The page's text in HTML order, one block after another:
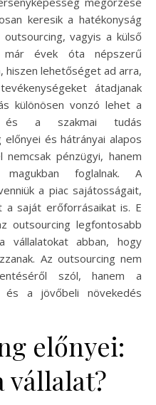
keresik a hatékonyság
vagyis a külső
már évek óta népszerű
hiszen lehetőséget ad arra,
átadjanak
különösen vonzó lehet a
és a szakmai tudás
előnyei és hátrányai alapos
pénzügyi, hanem
foglalnak. A
a piac sajátosságait,
a saját erőforrásaikat is. E
outsourcing legfontosabb
vállalatokat abban, hogy
Az outsourcing nem
szól, hanem a
és a jövőbeli növekedés
előnyei:
vállalat?